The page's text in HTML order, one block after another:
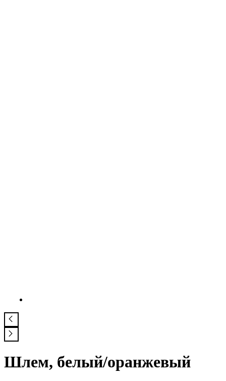
Шлем, белый/оранжевый